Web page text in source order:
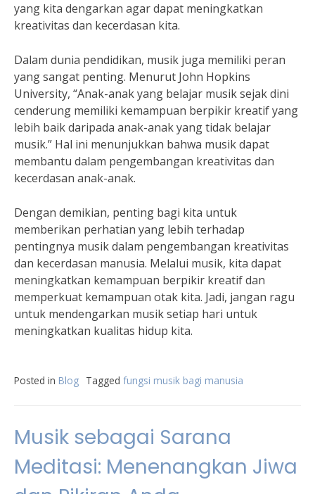
yang kita dengarkan agar dapat meningkatkan
kreativitas dan kecerdasan kita.
Dalam dunia pendidikan, musik juga memiliki peran
yang sangat penting. Menurut John Hopkins
University, “Anak-anak yang belajar musik sejak dini
cenderung memiliki kemampuan berpikir kreatif yang
lebih baik daripada anak-anak yang tidak belajar
musik.” Hal ini menunjukkan bahwa musik dapat
membantu dalam pengembangan kreativitas dan
kecerdasan anak-anak.
Dengan demikian, penting bagi kita untuk
memberikan perhatian yang lebih terhadap
pentingnya musik dalam pengembangan kreativitas
dan kecerdasan manusia. Melalui musik, kita dapat
meningkatkan kemampuan berpikir kreatif dan
memperkuat kemampuan otak kita. Jadi, jangan ragu
untuk mendengarkan musik setiap hari untuk
meningkatkan kualitas hidup kita.
Posted in Blog Tagged fungsi musik bagi manusia
Musik sebagai Sarana
Meditasi: Menenangkan Jiwa